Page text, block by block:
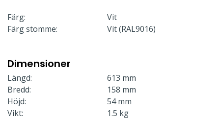
Färg:
Vit
Färg stomme:
Vit (RAL9016)
Dimensioner
Längd:
613 mm
Bredd:
158 mm
Höjd:
54 mm
Vikt:
1.5 kg